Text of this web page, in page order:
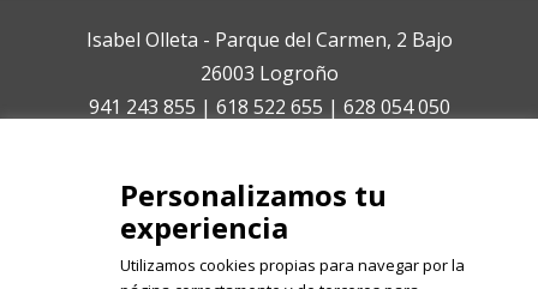
Isabel Olleta - Parque del Carmen, 2 Bajo
26003 Logroño
941 243 855 | 618 522 655 | 628 054 050
Personalizamos tu
experiencia
Utilizamos cookies propias para navegar por la